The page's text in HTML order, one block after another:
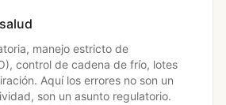
manejo estricto de
control de cadena de frío, lotes
Aquí los errores no son un
son un asunto regulatorio.